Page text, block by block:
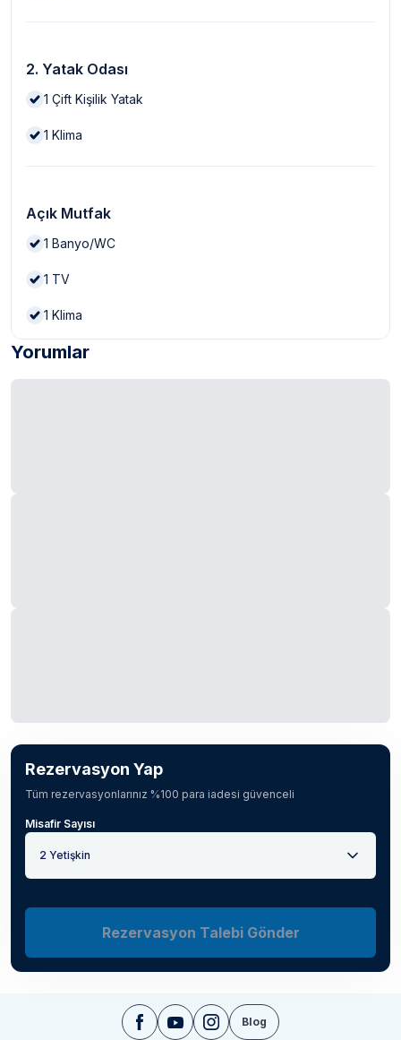
2. Yatak Odası
1 Çift Kişilik Yatak
1 Klima
Açık Mutfak
1 Banyo/WC
1 TV
1 Klima
Yorumlar
Rezervasyon Yap
Tüm rezervasyonlarınız %100 para iadesi güvenceli
Misafir Sayısı
2 Yetişkin
Rezervasyon Talebi Gönder
Blog